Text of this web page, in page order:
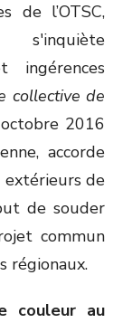
de l’OTSC,
ingérences
collective de
2016
accorde
extérieurs de
de souder
commun
régionaux.
couleur au